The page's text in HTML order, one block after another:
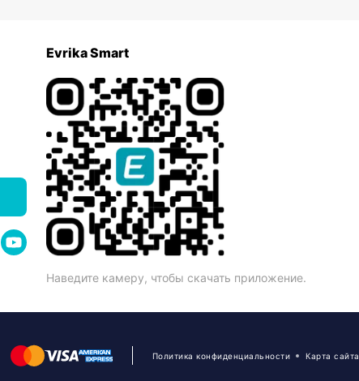
Evrika Smart
Наведите камеру, чтобы скачать приложение.
Политика конфиденциальности Карта сайта